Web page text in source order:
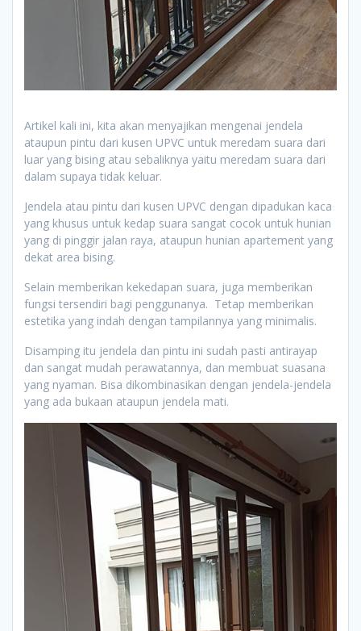
Artikel kali ini, kita akan menyajikan mengenai jendela
ataupun pintu dari kusen UPVC untuk meredam suara dari
luar yang bising atau sebaliknya yaitu meredam suara dari
dalam supaya tidak keluar.
Jendela atau pintu dari kusen UPVC dengan dipadukan kaca
yang khusus untuk kedap suara sangat cocok untuk hunian
yang di pinggir jalan raya, ataupun hunian apartement yang
dekat area bising.
Selain memberikan kekedapan suara, juga memberikan
fungsi tersendiri bagi penggunanya. Tetap memberikan
estetika yang indah dengan tampilannya yang minimalis.
Disamping itu jendela dan pintu ini sudah pasti antirayap
dan sangat mudah perawatannya, dan membuat suasana
yang nyaman. Bisa dikombinasikan dengan jendela-jendela
yang ada bukaan ataupun jendela mati.